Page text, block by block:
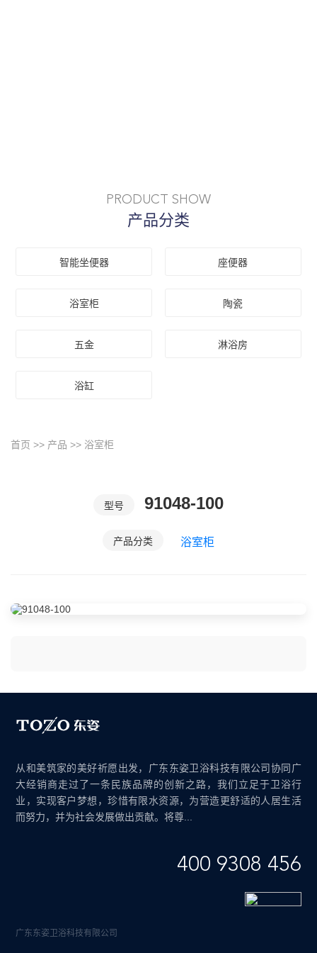
PRODUCT SHOW
产品分类
智能坐便器 座便器
浴室柜 陶瓷
五金 淋浴房
浴缸
首页 >> 产品 >> 浴室柜
型号 91048-100
产品分类 浴室柜
从和美筑家的美好祈愿出发，广东东姿卫浴科技有限公司协同广
大经销商走过了一条民族品牌的创新之路，我们立足于卫浴行
业，实现客户梦想，珍惜有限水资源，为营造更舒适的人居生活
而努力，并为社会发展做出贡献。将尊...
400 9308 456
广东东姿卫浴科技有限公司